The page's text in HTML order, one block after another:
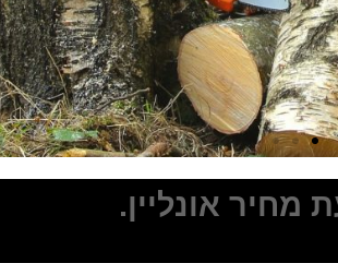
מחיר אונליין.